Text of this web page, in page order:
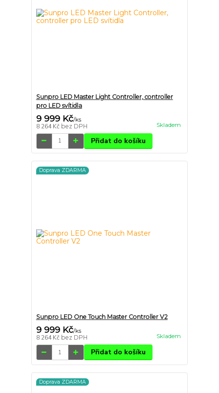
Sunpro LED Master Light Controller, controller
pro LED svítidla
9 999 Kč/ks
8 264 Kč bez DPH Skladem
Přidat do košíku
Doprava ZDARMA
Sunpro LED One Touch Master Controller V2
9 999 Kč/ks
8 264 Kč bez DPH Skladem
Přidat do košíku
Doprava ZDARMA